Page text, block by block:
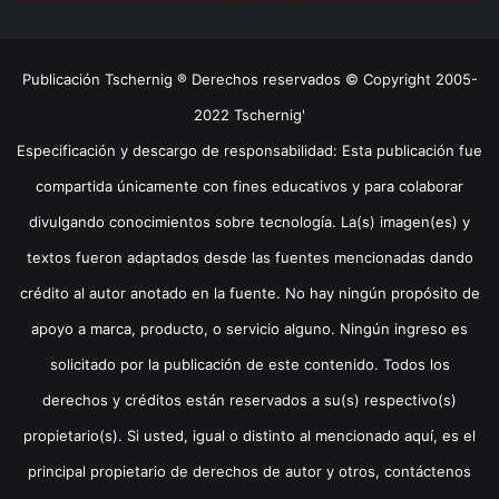
Publicación Tschernig ® Derechos reservados © Copyright 2005-
2022 Tschernig'
Especificación y descargo de responsabilidad: Esta publicación fue
compartida únicamente con fines educativos y para colaborar
divulgando conocimientos sobre tecnología. La(s) imagen(es) y
textos fueron adaptados desde las fuentes mencionadas dando
crédito al autor anotado en la fuente. No hay ningún propósito de
apoyo a marca, producto, o servicio alguno. Ningún ingreso es
solicitado por la publicación de este contenido. Todos los
derechos y créditos están reservados a su(s) respectivo(s)
propietario(s). Si usted, igual o distinto al mencionado aquí, es el
principal propietario de derechos de autor y otros, contáctenos